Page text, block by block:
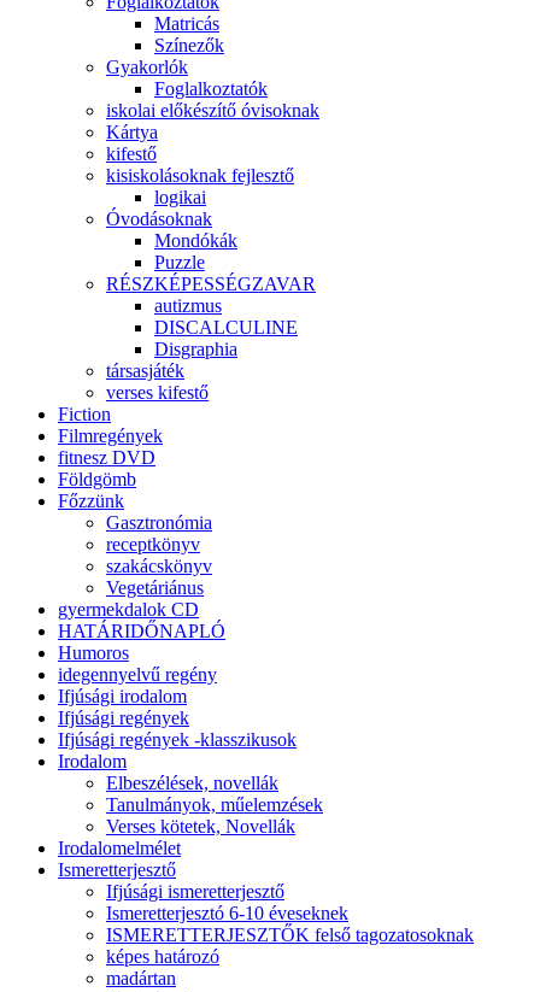
Matricás
Színezők
Gyakorlók
Foglalkoztatók
iskolai előkészítő óvisoknak
Kártya
kifestő
kisiskolásoknak fejlesztő
logikai
Óvodásoknak
Mondókák
Puzzle
RÉSZKÉPESSÉGZAVAR
autizmus
DISCALCULINE
Disgraphia
társasjáték
verses kifestő
Fiction
Filmregények
fitnesz DVD
Földgömb
Főzzünk
Gasztronómia
receptkönyv
szakácskönyv
Vegetáriánus
gyermekdalok CD
HATÁRIDŐNAPLÓ
Humoros
idegennyelvű regény
Ifjúsági irodalom
Ifjúsági regények
Ifjúsági regények -klasszikusok
Irodalom
Elbeszélések, novellák
Tanulmányok, műelemzések
Verses kötetek, Novellák
Irodalomelmélet
Ismeretterjesztő
Ifjúsági ismeretterjesztő
Ismeretterjesztó 6-10 éveseknek
ISMERETTERJESZTŐK felső tagozatosoknak
képes határozó
madártan